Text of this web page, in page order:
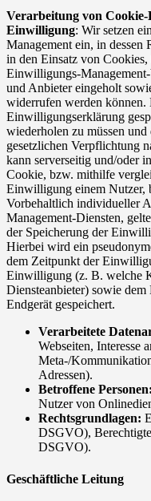
Verarbeitung von
Einwilligung: Wir setzen
Management ein, in
in den Einsatz von
Einwilligungs-
und Anbieter eingeholt
widerrufen werden
Einwilligungserklärung
wiederholen zu müssen
gesetzlichen Verpflichtung
kann serverseitig und/oder
Cookie, bzw. mithilfe
Einwilligung einem Nutzer,
Vorbehaltlich individueller
Management-Diensten,
der Speicherung der
Hierbei wird ein
dem Zeitpunkt der
Einwilligung (z. B. welche
Diensteanbieter) sowie
Endgerät gespeichert.
Verarbeitete
Webseiten, Interesse
Meta-/
Adressen).
Betroffene Personen:
Nutzer von
Rechtsgrundlagen:
DSGVO),
DSGVO).
Geschäftliche Leitung